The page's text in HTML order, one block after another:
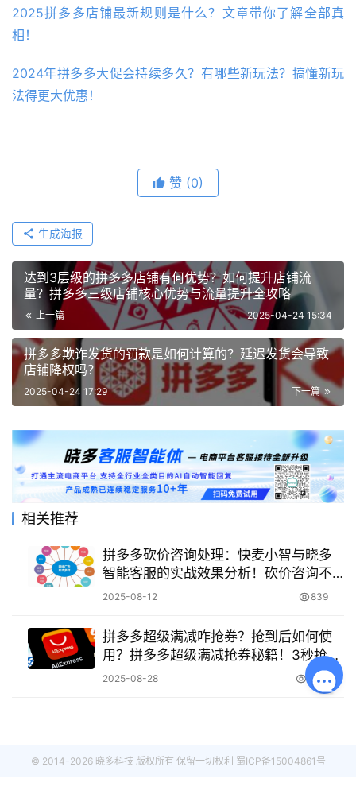
2025拼多多店铺最新规则是什么？文章带你了解全部真
相！
2024年拼多多大促会持续多久？有哪些新玩法？搞懂新玩
法得更大优惠！
赞 (0)
生成海报
达到3层级的拼多多店铺有何优势？如何提升店铺流
量？拼多多三级店铺核心优势与流量提升全攻略
上一篇 2025-04-24 15:34
拼多多欺诈发货的罚款是如何计算的？延迟发货会导致
店铺降权吗？
下一篇
2025-04-24 17:29
相关推荐
拼多多砍价咨询处理：快麦小智与晓多
智能客服的实战效果分析！砍价咨询不
漏接！快麦小智 vs 晓多智能客服实战大
器？
2025-08-12 839
拼多多超级满减咋抢券？抢到后如何使
用？拼多多超级满减抢券秘籍！3秒抢到
+叠加优惠最大化，省钱攻略全公开！
2025-08-28 3.2K
© 2014-2026 晓多科技 版权所有 保留一切权利 蜀ICP备15004861号